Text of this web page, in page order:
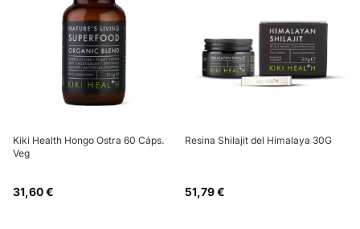
Kiki Health Hongo Ostra 60 Cáps.
Veg
31,60 €
Resina Shilajit del Himalaya 30G
51,79 €